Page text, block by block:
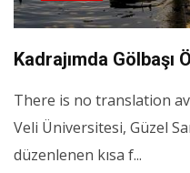
Kadrajımda Gölbaşı
There is no translation
Veli Üniversitesi, Güzel
düzenlenen kısa f...